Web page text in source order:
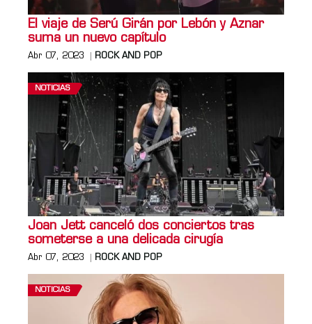
El viaje de Serú Girán por Lebón y Aznar
suma un nuevo capítulo
Abr 07, 2023 ROCK AND POP
NOTICIAS
Joan Jett canceló dos conciertos tras
someterse a una delicada cirugía
Abr 07, 2023 ROCK AND POP
NOTICIAS